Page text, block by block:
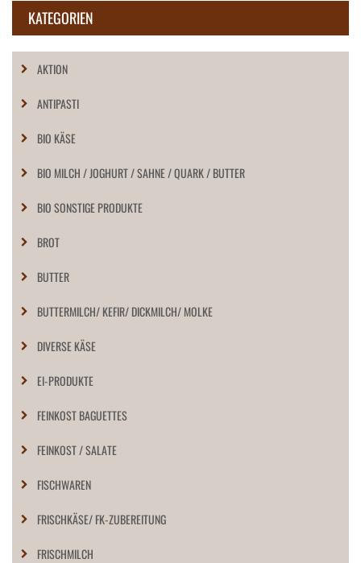
KATEGORIEN
AKTION
ANTIPASTI
BIO KÄSE
BIO MILCH / JOGHURT / SAHNE / QUARK / BUTTER
BIO SONSTIGE PRODUKTE
BROT
BUTTER
BUTTERMILCH/ KEFIR/ DICKMILCH/ MOLKE
DIVERSE KÄSE
EI-PRODUKTE
FEINKOST BAGUETTES
FEINKOST / SALATE
FISCHWAREN
FRISCHKÄSE/ FK-ZUBEREITUNG
FRISCHMILCH